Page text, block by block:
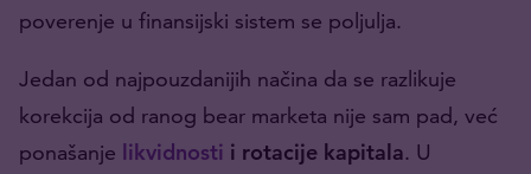
poverenje u finansijski sistem se poljulja.
Jedan od najpouzdanijih načina da se razlikuje
korekcija od ranog bear marketa nije sam pad, već
ponašanje likvidnosti i rotacije kapitala. U